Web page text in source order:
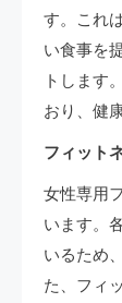
す。これ
い食事を
トします
おり、健
フィット
女性専用
います。
いるため
た、フィ